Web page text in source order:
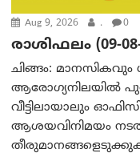
Aug 9, 2026 . 0
രാശിഫലം (09-
ചിങ്ങം: മാനസികവും
ആരോഗ്യനിലയിൽ
വീട്ടിലായാലും
ആശയവിനിമയം